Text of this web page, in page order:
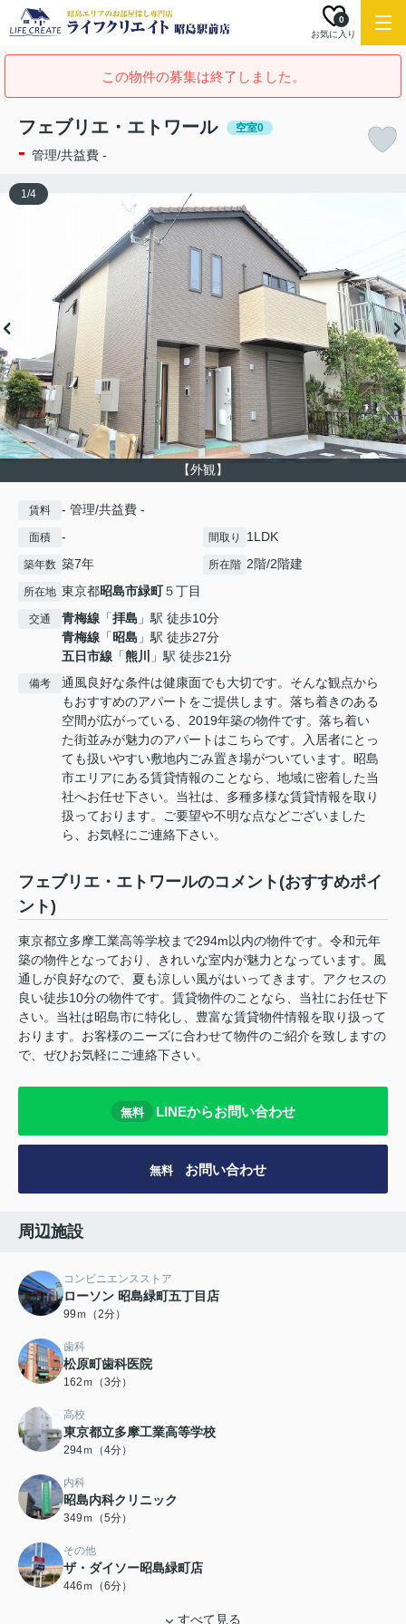
お気に入り
0
この物件の募集は終了しました。
フェブリエ・エトワール 空室0
- 管理/共益費 -
【外観】
1/4
賃料 - 管理/共益費 -
面積 - 間取り 1LDK
築年数 築7年 所在階 2階/2階建
所在地 東京都昭島市緑町５丁目
交通 青梅線 「拝島 」駅 徒歩10分
青梅線 「昭島 」駅 徒歩27分
五日市線 「熊川 」駅 徒歩21分
備考
通風良好な条件は健康面でも大切です。そんな観点から
もおすすめのアパートをご提供します。落ち着きのある
空間が広がっている、2019年築の物件です。落ち着い
た街並みが魅力のアパートはこちらです。入居者にとっ
ても扱いやすい敷地内ごみ置き場がついています。昭島
市エリアにある賃貸情報のことなら、地域に密着した当
社へお任せ下さい。当社は、多種多様な賃貸情報を取り
扱っております。ご要望や不明な点などございました
ら、お気軽にご連絡下さい。
フェブリエ・エトワールのコメント(おすすめポイ
ント)
東京都立多摩工業高等学校まで294m以内の物件です。令和元年
築の物件となっており、きれいな室内が魅力となっています。風
通しが良好なので、夏も涼しい風がはいってきます。アクセスの
良い徒歩10分の物件です。賃貸物件のことなら、当社にお任せ下
さい。当社は昭島市に特化し、豊富な賃貸物件情報を取り扱って
おります。お客様のニーズに合わせて物件のご紹介を致しますの
で、ぜひお気軽にご連絡下さい。
無料 LINEからお問い合わせ
無料 お問い合わせ
周辺施設
コンビニエンスストア
ローソン 昭島緑町五丁目店
99ｍ（2分）
歯科
松原町歯科医院
162ｍ（3分）
高校
東京都立多摩工業高等学校
294ｍ（4分）
内科
昭島内科クリニック
349ｍ（5分）
その他
ザ・ダイソー昭島緑町店
446ｍ（6分）
すべて見る